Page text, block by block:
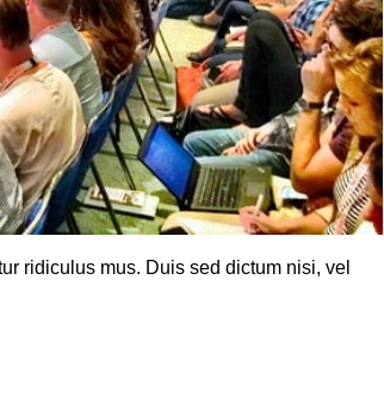
ridiculus mus. Duis sed dictum nisi, vel